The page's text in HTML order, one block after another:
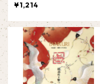
¥1,214